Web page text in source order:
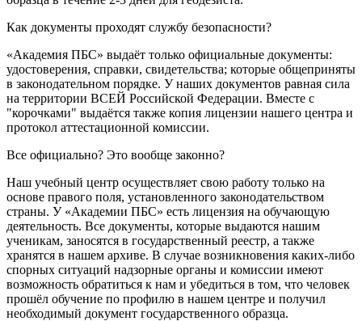
Как документы проходят службу безопасности?
«Академия ПБС» выдаёт только официальные документы:
удостоверения, справки, свидетельства; которые общеприняты
в законодательном порядке. У наших документов равная сила
на территории ВСЕЙ Российской Федерации. Вместе с
"корочками" выдаётся также копия лицензии нашего центра и
протокол аттестационной комиссии.
Все официально? Это вообще законно?
Наш учебный центр осуществляет свою работу только на
основе правого поля, установленного законодательством
страны. У «Академии ПБС» есть лицензия на обучающую
деятельность. Все документы, которые выдаются нашим
ученикам, заносятся в государственный реестр, а также
хранятся в нашем архиве. В случае возникновения каких-либо
спорных ситуаций надзорные органы и комиссии имеют
возможность обратиться к нам и убедиться в том, что человек
прошёл обучение по профилю в нашем центре и получил
необходимый документ государственного образца.